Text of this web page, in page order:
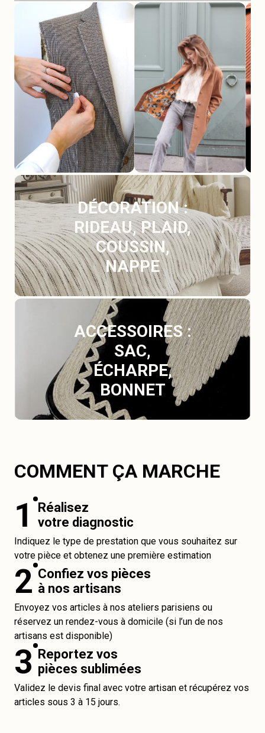
DÉCORATION :
RIDEAU, PLAID,
COUSSIN,
NAPPE
ACCESSOIRES :
SAC,
ÉCHARPE,
BONNET
COMMENT ÇA MARCHE
1
Réalisez
votre diagnostic
Indiquez le type de prestation que vous souhaitez sur
votre pièce et obtenez une première estimation
2 Confiez vos pièces
à nos artisans
Envoyez vos articles à nos ateliers parisiens ou
réservez un rendez-vous à domicile (si l’un de nos
artisans est disponible)
3 Reportez vos
pièces sublimées
Validez le devis final avec votre artisan et récupérez vos
articles sous 3 à 15 jours.